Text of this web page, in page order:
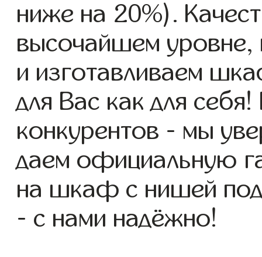
ниже на 20%).
высочайшем
и изготавливаем
для Вас как для
конкурентов - мы
даем официальную
на шкаф с нишей под
- с нами надёжно!